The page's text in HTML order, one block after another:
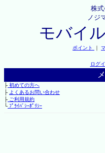
株
ノジ
モバイ
ポイント ｜
ログ
├初めての方へ
├ よくあるお問い合わせ
├ご利用規約
└ﾌﾟﾗｲﾊﾞｼｰﾎﾟﾘｼｰ